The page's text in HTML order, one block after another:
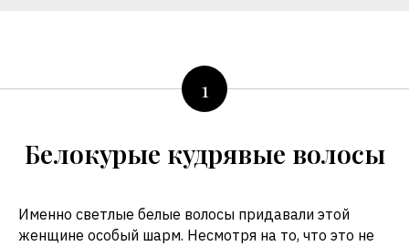
1
Белокурые кудрявые волосы
Именно светлые белые волосы придавали этой
женщине особый шарм. Несмотря на то, что это не